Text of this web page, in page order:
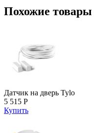
Похожие товары
Датчик на дверь Tylo
5 515 Р
Купить